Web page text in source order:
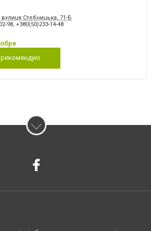
Стебницька, 71-Б
98, +380(50)233-14-48